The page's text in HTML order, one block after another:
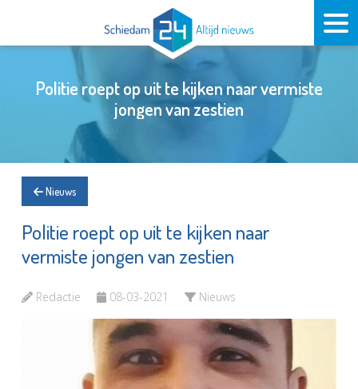
Politie roept op uit te kijken naar vermiste
jongen van zestien
Nieuws
Politie roept op uit te kijken naar
vermiste jongen van zestien
Redactie 08-03-2021 Nieuws